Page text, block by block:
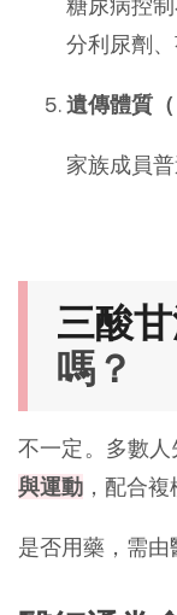
糖尿病控
分利尿劑
遺傳體質
家族成員
三酸
嗎？
不一定。多數人
與運動 ，配合
是否用藥，需由